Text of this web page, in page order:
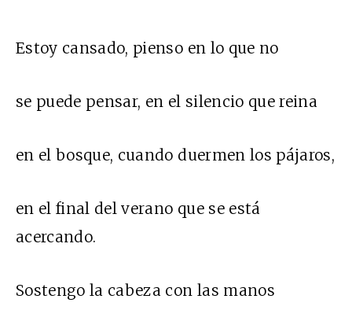
Estoy cansado, pienso en lo que no
se puede pensar, en el silencio que reina
en el bosque, cuando duermen los pájaros,
en el final del verano que se está
acercando.
Sostengo la cabeza con las manos